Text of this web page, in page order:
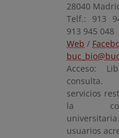
28040
Telf.: 913
913 945 048
Web /
Acceso:
servicios
la
usuarios